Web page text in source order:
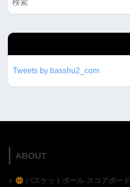
Tweets by basshu2_com
ABOUT
バスケットボール スコアボード